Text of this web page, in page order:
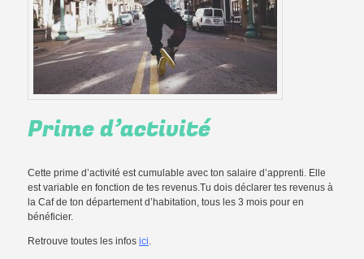
Prime d’activité
Cette prime d’activité est cumulable avec ton salaire d’apprenti. Elle
est variable en fonction de tes revenus.Tu dois déclarer tes revenus à
la Caf de ton département d’habitation, tous les 3 mois pour en
bénéficier.
Retrouve toutes les infosici.